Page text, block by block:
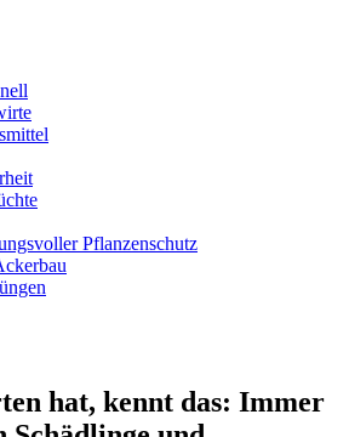
Pflanzenschutz
hat, kennt das: Immer